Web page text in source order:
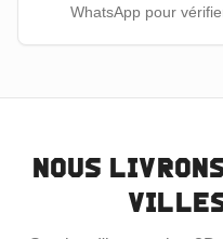
WhatsApp pour
Nous
villes